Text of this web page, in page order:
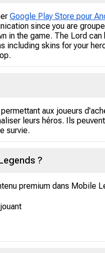
Google Play Store pour
since you are
in the game. The Lord
including skins for your
aux joueurs
leurs héros. Ils
survie.
?
premium dans Mobile